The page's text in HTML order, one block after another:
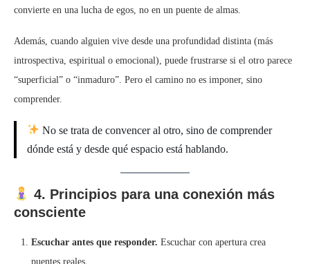
convierte en una lucha de egos, no en un puente de almas.
Además, cuando alguien vive desde una profundidad distinta (más
introspectiva, espiritual o emocional), puede frustrarse si el otro parece
“superficial” o “inmaduro”. Pero el camino no es imponer, sino
comprender.
No se trata de convencer al otro, sino de comprender
dónde está y desde qué espacio está hablando.
4. Principios para una conexión más
consciente
Escuchar antes que responder. Escuchar con apertura crea
puentes reales.